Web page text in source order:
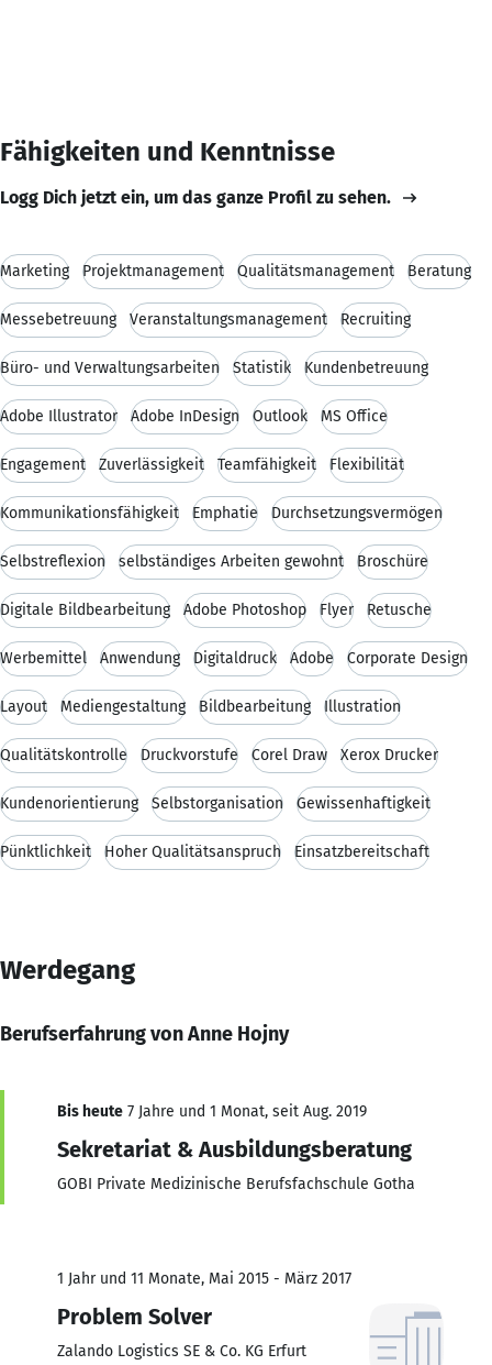
Fähigkeiten und Kenntnisse
Logg Dich jetzt ein, um das ganze Profil zu sehen.
Marketing Projektmanagement Qualitätsmanagement Beratung
Messebetreuung Veranstaltungsmanagement Recruiting
Büro- und Verwaltungsarbeiten Statistik Kundenbetreuung
Adobe Illustrator Adobe InDesign Outlook MS Office
Engagement Zuverlässigkeit Teamfähigkeit Flexibilität
Kommunikationsfähigkeit Emphatie Durchsetzungsvermögen
Selbstreflexion selbständiges Arbeiten gewohnt Broschüre
Digitale Bildbearbeitung Adobe Photoshop Flyer Retusche
Werbemittel Anwendung Digitaldruck Adobe Corporate Design
Layout Mediengestaltung Bildbearbeitung Illustration
Qualitätskontrolle Druckvorstufe Corel Draw Xerox Drucker
Kundenorientierung Selbstorganisation Gewissenhaftigkeit
Pünktlichkeit Hoher Qualitätsanspruch Einsatzbereitschaft
Werdegang
Berufserfahrung von Anne Hojny
Bis heute 7 Jahre und 1 Monat, seit Aug. 2019
Sekretariat & Ausbildungsberatung
GOBI Private Medizinische Berufsfachschule Gotha
1 Jahr und 11 Monate, Mai 2015 - März 2017
Problem Solver
Zalando Logistics SE & Co. KG Erfurt